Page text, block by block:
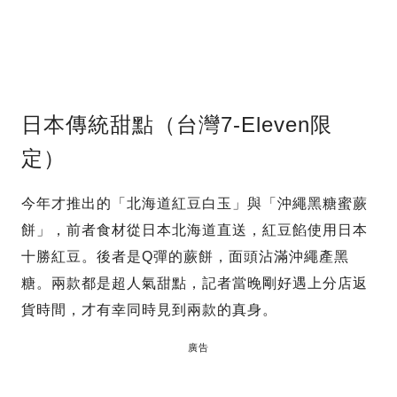
日本傳統甜點（台灣7-Eleven限
定）
今年才推出的「北海道紅豆白玉」與「沖繩黑糖蜜蕨
餅」，前者食材從日本北海道直送，紅豆餡使用日本
十勝紅豆。後者是Q彈的蕨餅，面頭沾滿沖繩產黑
糖。兩款都是超人氣甜點，記者當晚剛好遇上分店返
貨時間，才有幸同時見到兩款的真身。
廣告